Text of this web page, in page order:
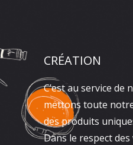
CRÉATION
C’est au service de
mettons toute
des produits
Dans le respect